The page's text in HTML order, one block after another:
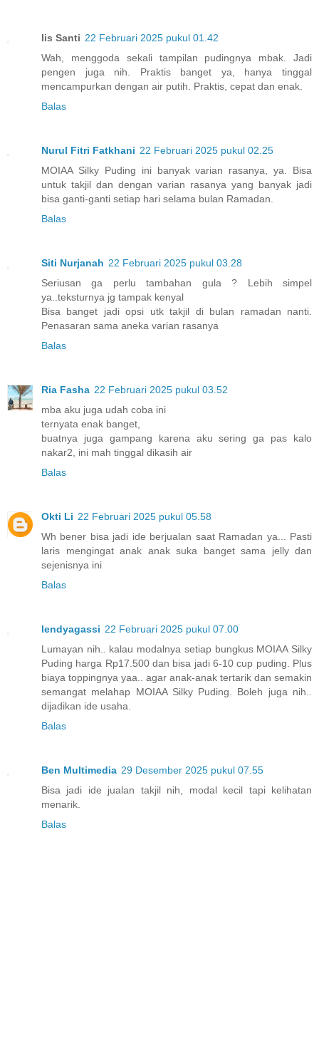
Iis Santi 22 Februari 2025 pukul 01.42
Wah, menggoda sekali tampilan pudingnya mbak. Jadi
pengen juga nih. Praktis banget ya, hanya tinggal
mencampurkan dengan air putih. Praktis, cepat dan enak.
Balas
Nurul Fitri Fatkhani 22 Februari 2025 pukul 02.25
MOIAA Silky Puding ini banyak varian rasanya, ya. Bisa
untuk takjil dan dengan varian rasanya yang banyak jadi
bisa ganti-ganti setiap hari selama bulan Ramadan.
Balas
Siti Nurjanah 22 Februari 2025 pukul 03.28
Seriusan ga perlu tambahan gula ? Lebih simpel
ya..teksturnya jg tampak kenyal
Bisa banget jadi opsi utk takjil di bulan ramadan nanti.
Penasaran sama aneka varian rasanya
Balas
Ria Fasha 22 Februari 2025 pukul 03.52
mba aku juga udah coba ini
ternyata enak banget,
buatnya juga gampang karena aku sering ga pas kalo
nakar2, ini mah tinggal dikasih air
Balas
Okti Li 22 Februari 2025 pukul 05.58
Wh bener bisa jadi ide berjualan saat Ramadan ya... Pasti
laris mengingat anak anak suka banget sama jelly dan
sejenisnya ini
Balas
lendyagassi 22 Februari 2025 pukul 07.00
Lumayan nih.. kalau modalnya setiap bungkus MOIAA Silky
Puding harga Rp17.500 dan bisa jadi 6-10 cup puding. Plus
biaya toppingnya yaa.. agar anak-anak tertarik dan semakin
semangat melahap MOIAA Silky Puding. Boleh juga nih..
dijadikan ide usaha.
Balas
Ben Multimedia 29 Desember 2025 pukul 07.55
Bisa jadi ide jualan takjil nih, modal kecil tapi kelihatan
menarik.
Balas